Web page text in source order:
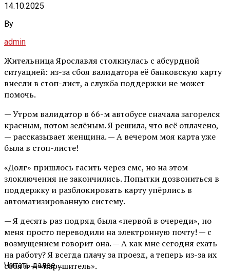
14.10.2025
By
admin
Жительница Ярославля столкнулась с абсурдной
ситуацией: из-за сбоя валидатора её банковскую карту
внесли в стоп-лист, а служба поддержки не может
помочь.
— Утром валидатор в 66-м автобусе сначала загорелся
красным, потом зелёным. Я решила, что всё оплачено,
— рассказывает женщина. — А вечером моя карта уже
была в стоп-листе!
«Долг» пришлось гасить через смс, но на этом
злоключения не закончились. Попытки дозвониться в
поддержку и разблокировать карту упёрлись в
автоматизированную систему.
— Я десять раз подряд была «первой в очереди», но
меня просто переводили на электронную почту! — с
возмущением говорит она. — А как мне сегодня ехать
на работу? Я всегда плачу за проезд, а теперь из-за их
сбоя я — «нарушитель».
Читать далее ...